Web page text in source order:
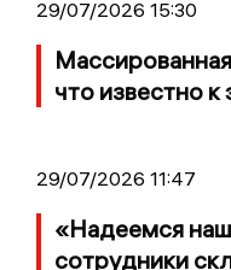
29/07/2026 15:30
что известно к
29/07/2026 11:47
«Надеемся
сотрудники